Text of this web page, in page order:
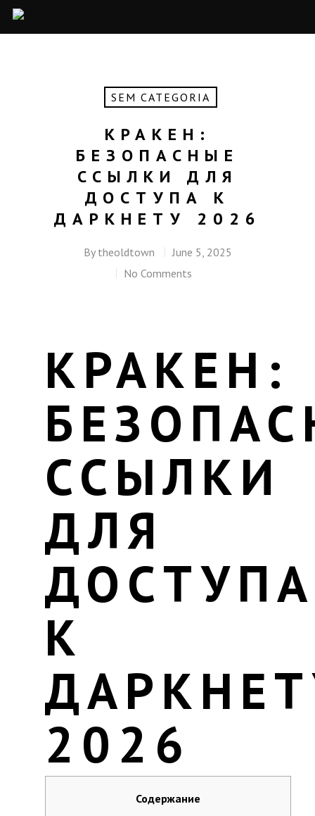
SEM CATEGORIA
КРАКЕН:
БЕЗОПАСНЫЕ
ССЫЛКИ ДЛЯ
ДОСТУПА К
ДАРКНЕТУ 2026
By theoldtown
June 5, 2025
No Comments
КРАКЕН:
ССЫЛКИ
ДЛЯ
ДОСТУПА
К
2026
Содержание